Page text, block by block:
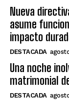
Nueva
asume
impacto
DESTACADA
Una noche
matrimonial
DESTACADA